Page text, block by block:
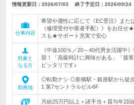
情報更新日：2026/07/03 終了予定日： 2026/09/24
仕事内容
希望や適性に応じて《EC受注》また
（修理受付や業者手配）》をお任せ
スも★サポート充実で安心
対象と
なる方
《中途100％／20～40代男女活躍中
迎！「高級時計に興味がある」「接
ピッタリです♪
勤務地
◎転勤ナシ ◎新橋駅・銀座駅から徒
1 第7セントラルビル6F
月給25万円以上＋諸手当＋賞与年2